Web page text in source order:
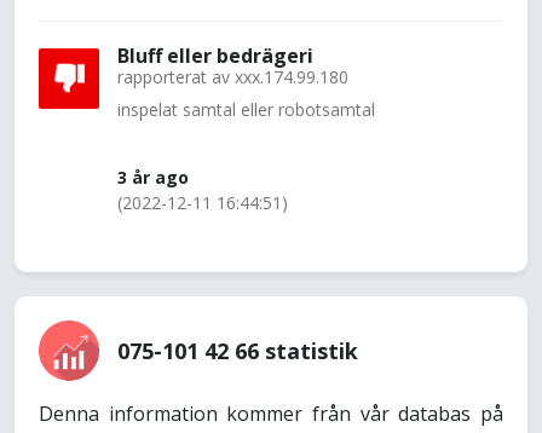
Bluff eller bedrägeri
rapporterat av xxx.174.99.180
inspelat samtal eller robotsamtal
3 år ago
(2022-12-11 16:44:51)
075-101 42 66 statistik
Denna information kommer från vår databas på